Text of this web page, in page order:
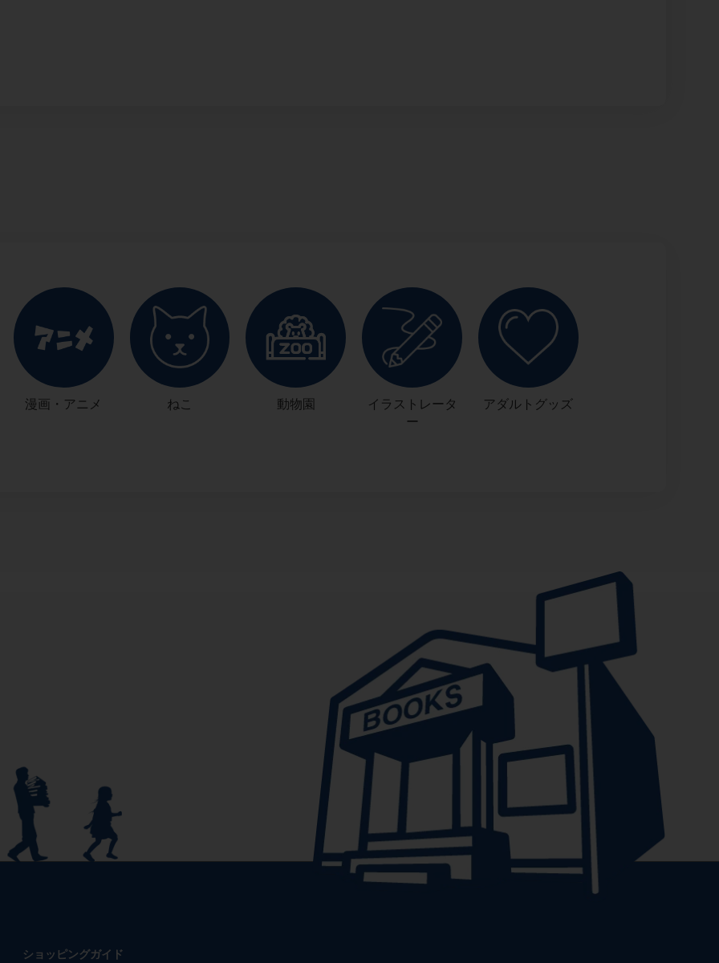
漫画・アニメ ねこ 動物園
イラストレータ
ー
アダルトグッズ
ショッピングガイド